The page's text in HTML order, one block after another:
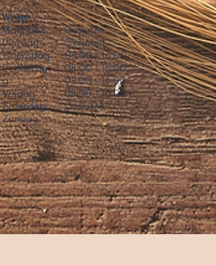
Winkel:
Maandag
Dinsdag
Woensdag
Donderda
g
Vrijdag
Zaterdag
Zondag
Gesloten
Gesloten
08:00 - 16:00
08:00 - 16:00
08:00 - 16:00
08:00 - 16:00
Gesloten